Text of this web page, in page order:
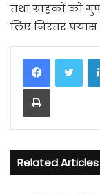
तथा ग्राहकों को
लिए निरंतर
Print
Related Articles